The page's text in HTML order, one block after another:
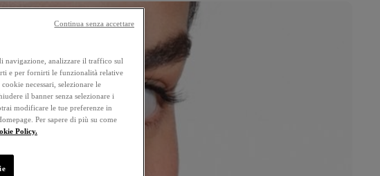
navigazione, analizzare il traffico sul
e per fornirti le funzionalità relative
necessari, selezionare le
il banner senza selezionare i
modificare le tue preferenze in
Per sapere di più su come
Policy.
Continua senza accettare